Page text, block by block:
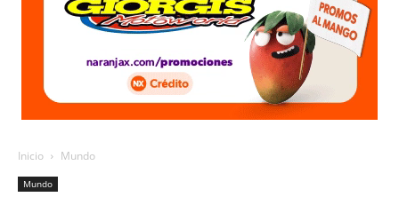
Inicio Mundo
Mundo